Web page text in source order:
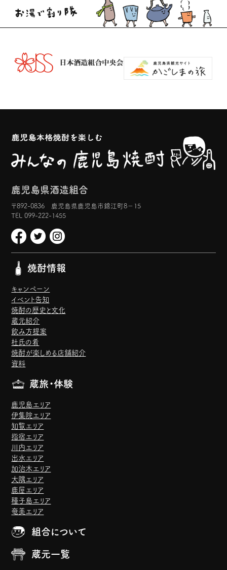
鹿児島県酒造組合
〒892-0836 鹿児島県鹿児島市錦江町8−15
TEL 099-222-1455
焼酎情報
キャンペーン
イベント告知
焼酎の歴史と文化
蔵元紹介
飲み方提案
杜氏の肴
焼酎が楽しめる店舗紹介
資料
蔵旅・体験
鹿児島エリア
伊集院エリア
知覧エリア
指宿エリア
川内エリア
出水エリア
加治木エリア
大隅エリア
鹿屋エリア
種子島エリア
奄美エリア
組合について
蔵元一覧